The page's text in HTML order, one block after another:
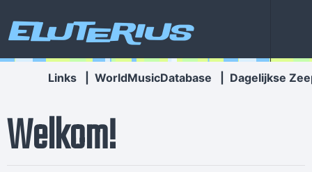
Eluterius
Links WorldMusicDatabase Dagelijkse
Welkom!